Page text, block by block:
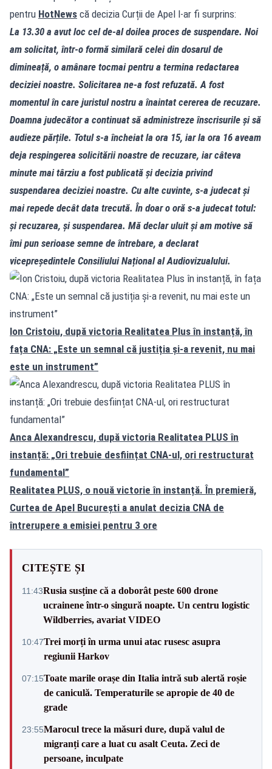
pentru HotNews că decizia Curții de Apel l‑ar fi surprins:
La 13.30 a avut loc cel de‑al doilea proces de suspendare. Noi
am solicitat, într‑o formă similară celei din dosarul de
dimineață, o amânare tocmai pentru a termina redactarea
deciziei noastre. Solicitarea ne‑a fost refuzată. A fost
momentul în care juristul nostru a înaintat cererea de recuzare.
Doamna judecător a continuat să administreze înscrisurile și să
audieze părțile. Totul s‑a încheiat la ora 15, iar la ora 16 aveam
deja respingerea solicitării noastre de recuzare, iar câteva
minute mai târziu a fost publicată și decizia privind
suspendarea deciziei noastre. Cu alte cuvinte, s‑a judecat și
mai repede decât data trecută. În doar o oră s‑a judecat totul:
și recuzarea, și suspendarea. Mă declar uluit și am motive să
îmi pun serioase semne de întrebare, a declarat
vicepreședintele Consiliului Național al Audiovizualului.
Ion Cristoiu, după victoria Realitatea Plus în instanță, în
fața CNA: „Este un semnal că justiția și-a revenit, nu mai
este un instrument”
Anca Alexandrescu, după victoria Realitatea PLUS în
instanță: „Ori trebuie desființat CNA-ul, ori restructurat
fundamental”
Realitatea PLUS, o nouă victorie în instanță. În premieră,
Curtea de Apel București a anulat decizia CNA de
întrerupere a emisiei pentru 3 ore
CITEȘTE ȘI
11:43Rusia susține că a doborât peste 600 drone
ucrainene într-o singură noapte. Un centru logistic
Wildberries, avariat VIDEO
10:47Trei morți în urma unui atac rusesc asupra
regiunii Harkov
07:15Toate marile orașe din Italia intră sub alertă roșie
de caniculă. Temperaturile se apropie de 40 de
grade
23:55Marocul trece la măsuri dure, după valul de
migranți care a luat cu asalt Ceuta. Zeci de
persoane, inculpate